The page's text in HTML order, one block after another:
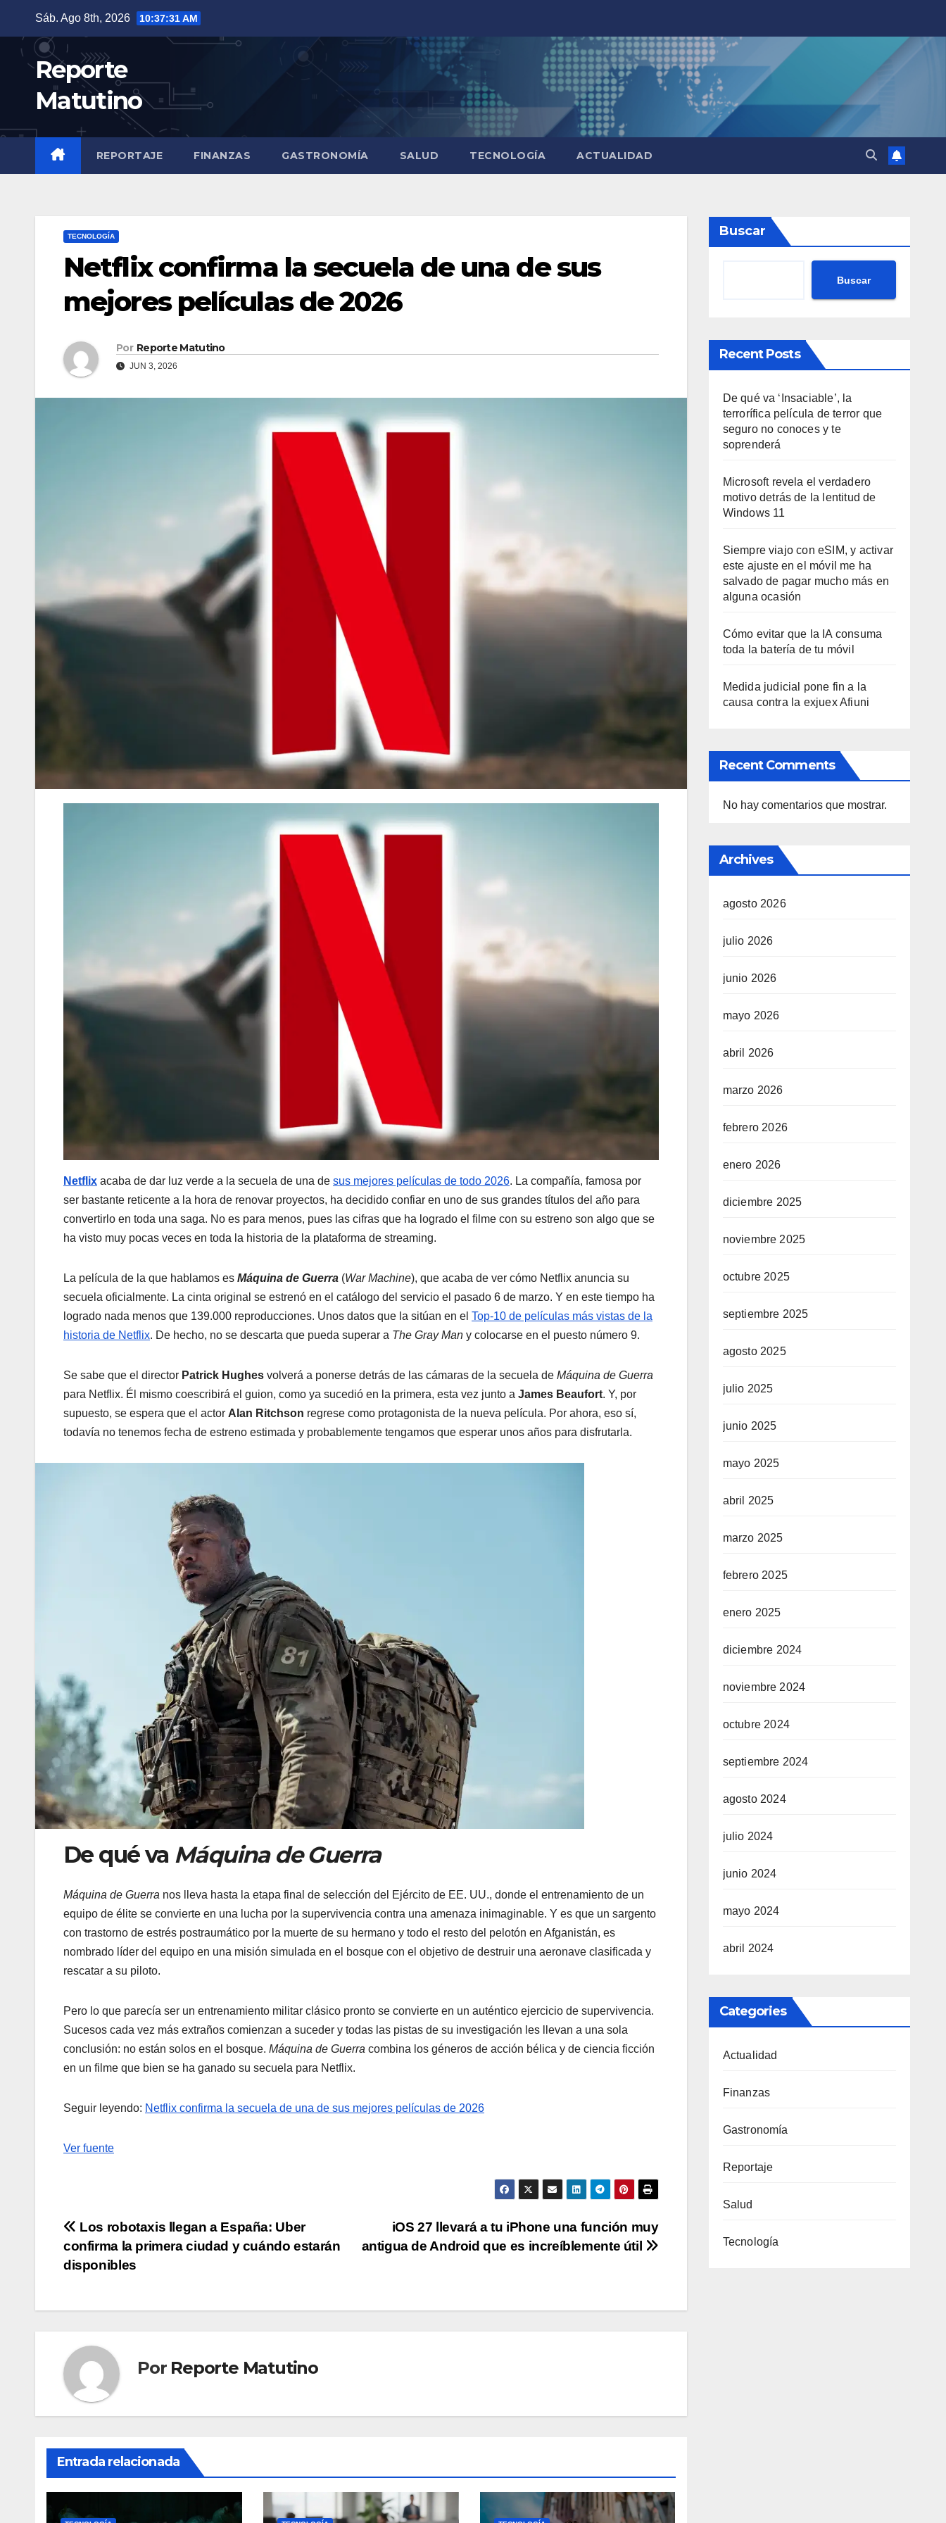
contenido
Sáb. Ago 8th, 2026 10:37:33 AM
Reporte
Matutino
REPORTAJE FINANZAS GASTRONOMÍA SALUD TECNOLOGÍA ACTUALIDAD
TECNOLOGÍA
Netflix confirma la secuela de una de sus
mejores películas de 2026
Por Reporte Matutino
JUN 3, 2026
Netflix acaba de dar luz verde a la secuela de una de sus mejores películas de todo 2026. La compañía, famosa por
ser bastante reticente a la hora de renovar proyectos, ha decidido confiar en uno de sus grandes títulos del año para
convertirlo en toda una saga. No es para menos, pues las cifras que ha logrado el filme con su estreno son algo que se
ha visto muy pocas veces en toda la historia de la plataforma de streaming.
La película de la que hablamos es Máquina de Guerra (War Machine), que acaba de ver cómo Netflix anuncia su
secuela oficialmente. La cinta original se estrenó en el catálogo del servicio el pasado 6 de marzo. Y en este tiempo ha
logrado nada menos que 139.000 reproducciones. Unos datos que la sitúan en el Top-10 de películas más vistas de la
historia de Netflix. De hecho, no se descarta que pueda superar a The Gray Man y colocarse en el puesto número 9.
Se sabe que el director Patrick Hughes volverá a ponerse detrás de las cámaras de la secuela de Máquina de Guerra
para Netflix. Él mismo coescribirá el guion, como ya sucedió en la primera, esta vez junto a James Beaufort. Y, por
supuesto, se espera que el actor Alan Ritchson regrese como protagonista de la nueva película. Por ahora, eso sí,
todavía no tenemos fecha de estreno estimada y probablemente tengamos que esperar unos años para disfrutarla.
De qué va Máquina de Guerra
Máquina de Guerra nos lleva hasta la etapa final de selección del Ejército de EE. UU., donde el entrenamiento de un
equipo de élite se convierte en una lucha por la supervivencia contra una amenaza inimaginable. Y es que un sargento
con trastorno de estrés postraumático por la muerte de su hermano y todo el resto del pelotón en Afganistán, es
nombrado líder del equipo en una misión simulada en el bosque con el objetivo de destruir una aeronave clasificada y
rescatar a su piloto.
Pero lo que parecía ser un entrenamiento militar clásico pronto se convierte en un auténtico ejercicio de supervivencia.
Sucesos cada vez más extraños comienzan a suceder y todas las pistas de su investigación les llevan a una sola
conclusión: no están solos en el bosque. Máquina de Guerra combina los géneros de acción bélica y de ciencia ficción
en un filme que bien se ha ganado su secuela para Netflix.
Seguir leyendo: Netflix confirma la secuela de una de sus mejores películas de 2026
Ver fuente
Navegación
de
iOS 27 llevará a tu iPhone una función muy
antigua de Android que es increíblemente útil
Los robotaxis llegan a España: Uber
confirma la primera ciudad y cuándo estarán
disponibles
Por Reporte Matutino
Entrada relacionada
Buscar
Buscar
Recent Posts
De qué va ‘Insaciable’, la
terrorífica película de terror que
seguro no conoces y te
soprenderá
Microsoft revela el verdadero
motivo detrás de la lentitud de
Windows 11
Siempre viajo con eSIM, y activar
este ajuste en el móvil me ha
salvado de pagar mucho más en
alguna ocasión
Cómo evitar que la IA consuma
toda la batería de tu móvil
Medida judicial pone fin a la
causa contra la exjuex Afiuni
Recent Comments
No hay comentarios que mostrar.
Archives
agosto 2026
julio 2026
junio 2026
mayo 2026
abril 2026
marzo 2026
febrero 2026
enero 2026
diciembre 2025
noviembre 2025
octubre 2025
septiembre 2025
agosto 2025
julio 2025
junio 2025
mayo 2025
abril 2025
marzo 2025
febrero 2025
enero 2025
diciembre 2024
noviembre 2024
octubre 2024
septiembre 2024
agosto 2024
julio 2024
junio 2024
mayo 2024
abril 2024
Categories
Actualidad
Finanzas
Gastronomía
Reportaje
Salud
Tecnología